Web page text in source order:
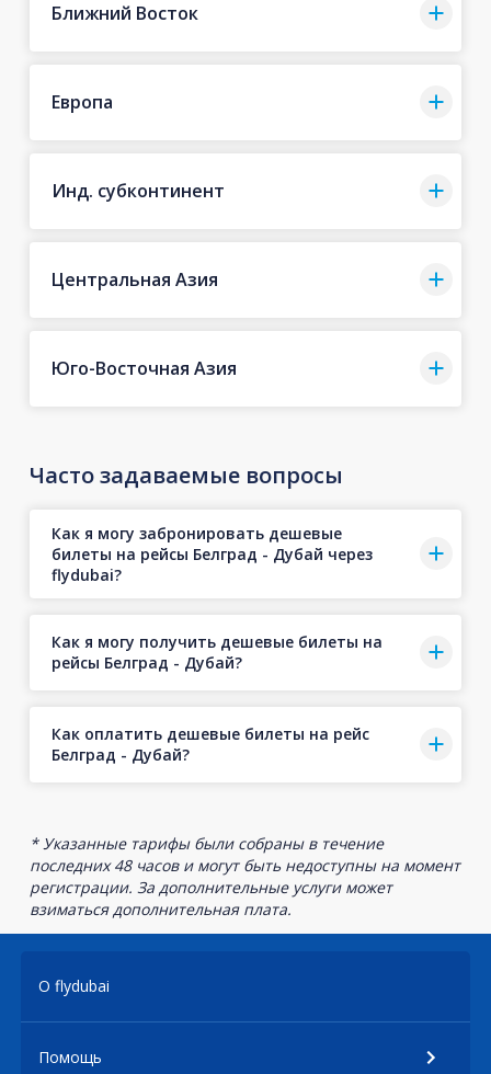
Ближний Восток
Европа
Инд. субконтинент
Центральная Азия
Юго-Восточная Азия
Часто задаваемые вопросы
Как я могу забронировать дешевые
билеты на рейсы Белград - Дубай через
flydubai?
Как я могу получить дешевые билеты на
рейсы Белград - Дубай?
Как оплатить дешевые билеты на рейс
Белград - Дубай?
* Указанные тарифы были собраны в течение
последних 48 часов и могут быть недоступны на момент
регистрации. За дополнительные услуги может
взиматься дополнительная плата.
О flydubai
Помощь